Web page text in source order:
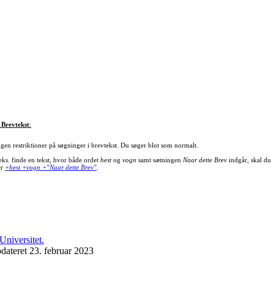
Brevtekst:
restriktioner på søgninger i brevtekst. Du søger blot som normalt.
finde en tekst, hvor både ordet hestog vogn samt sætningen Naar dette Brevindgår, skal du
+hest +vogn +"Naar dette Brev".
23. februar 2023